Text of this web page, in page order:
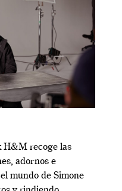
H&M recoge las
adornos e
mundo de Simone